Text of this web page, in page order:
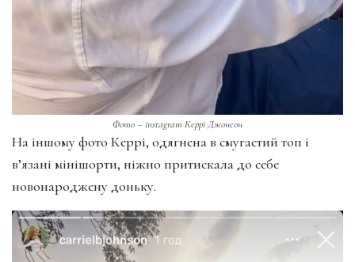
Фото – іnstagram Керрі Джонсон
На іншому фото Керрі, одягнена в смугастий топ і
в’язані мінішорти, ніжно притискала до себе
новонароджену доньку.